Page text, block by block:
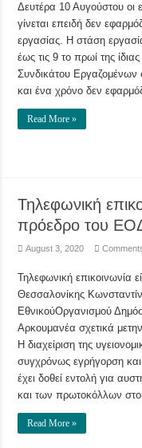
Δευτέρα 10 Αυγούστου οι
γίνεται επειδή δεν
εργασίας. Η στάση
έως τις 9 το πρωί της
Συνδικάτου
και ένα χρόνο δεν
Read More »
Τηλεφωνική
πρόεδρο του
August 3, 2020
Τηλεφωνική επικοινωνία
Θεσσαλονίκης
ΕθνικούΟργανισμού
Αρκουμανέα σχετικά
Η διαχείριση της
συγχρόνως εγρήγορση και
έχει δοθεί εντολή για
και των πρωτοκόλλων
Read More »